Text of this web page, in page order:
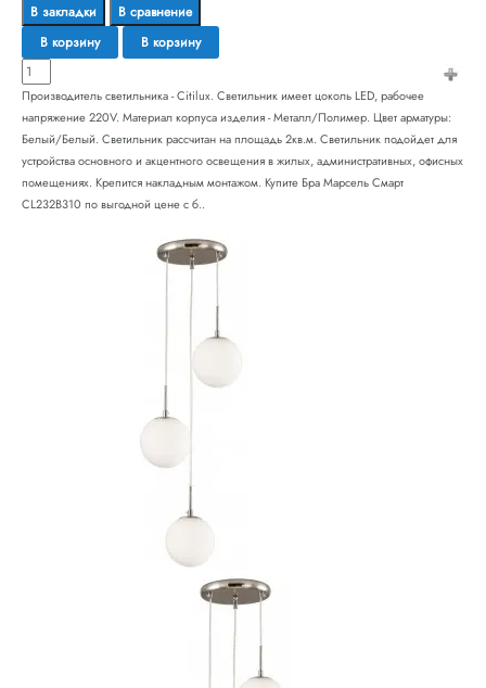
В закладки
В сравнение
В корзину
В корзину
Производитель светильника - Citilux. Светильник имеет цоколь LED, рабочее
напряжение 220V. Материал корпуса изделия - Металл/Полимер. Цвет арматуры:
Белый/Белый. Светильник рассчитан на площадь 2кв.м. Светильник подойдет для
устройства основного и акцентного освещения в жилых, административных, офисных
помещениях. Крепится накладным монтажом. Купите Бра Марсель Смарт
CL232B310 по выгодной цене с б..